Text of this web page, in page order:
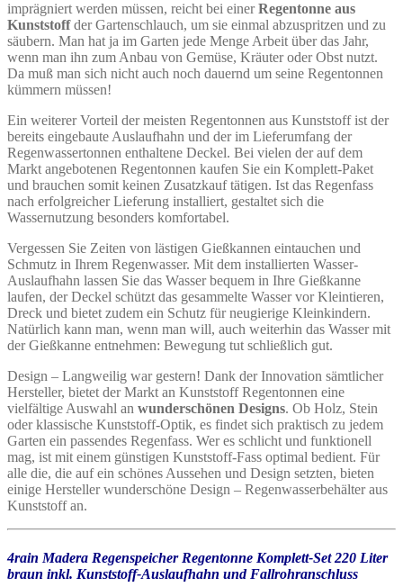
imprägniert werden müssen, reicht bei einerRegentonne aus
Kunststoffder Gartenschlauch, um sie einmal abzuspritzen und zu
säubern. Man hat ja im Garten jede Menge Arbeit über das Jahr,
wenn man ihn zum Anbau von Gemüse, Kräuter oder Obst nutzt.
Da muß man sich nicht auch noch dauernd um seine Regentonnen
kümmern müssen!
Ein weiterer Vorteil der meisten Regentonnen aus Kunststoff ist der
bereits eingebaute Auslaufhahn und der im Lieferumfang der
Regenwassertonnen enthaltene Deckel. Bei vielen der auf dem
Markt angebotenen Regentonnen kaufen Sie ein Komplett-Paket
und brauchen somit keinen Zusatzkauf tätigen. Ist das Regenfass
nach erfolgreicher Lieferung installiert, gestaltet sich die
Wassernutzung besonders komfortabel.
Vergessen Sie Zeiten von lästigen Gießkannen eintauchen und
Schmutz in Ihrem Regenwasser. Mit dem installierten Wasser-
Auslaufhahn lassen Sie das Wasser bequem in Ihre Gießkanne
laufen, der Deckel schützt das gesammelte Wasser vor Kleintieren,
Dreck und bietet zudem ein Schutz für neugierige Kleinkindern.
Natürlich kann man, wenn man will, auch weiterhin das Wasser mit
der Gießkanne entnehmen: Bewegung tut schließlich gut.
Design – Langweilig war gestern! Dank der Innovation sämtlicher
Hersteller, bietet der Markt an Kunststoff Regentonnen eine
vielfältige Auswahl an wunderschönen Designs. Ob Holz, Stein
oder klassische Kunststoff-Optik, es findet sich praktisch zu jedem
Garten ein passendes Regenfass. Wer es schlicht und funktionell
mag, ist mit einem günstigen Kunststoff-Fass optimal bedient. Für
alle die, die auf ein schönes Aussehen und Design setzten, bieten
einige Hersteller wunderschöne Design – Regenwasserbehälter aus
Kunststoff an.
4rain Madera Regenspeicher Regentonne Komplett-Set 220 Liter
braun inkl. Kunststoff-Auslaufhahn und Fallrohranschluss